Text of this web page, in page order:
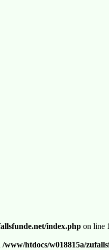
index.php on line
/www/htdocs/w018815a/